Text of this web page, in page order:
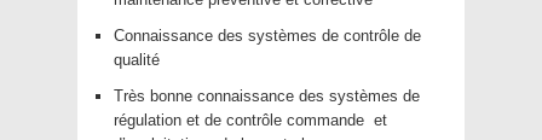
Connaissance des systèmes de contrôle de
qualité
Très bonne connaissance des systèmes de
régulation et de contrôle commande et